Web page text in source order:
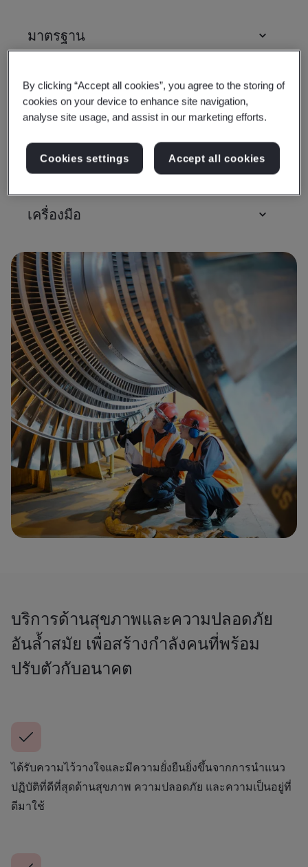
มาตรฐาน
หลักสูตรการฝึกอบรมและรับรอง
คุณวุฒิ
การตรวจประเมินและการตรวจรับรอง
เครื่องมือ
บริการด้านสุขภาพและความปลอดภัย
อันล้ำสมัย เพื่อสร้างกำลังคนที่พร้อม
ปรับตัวกับอนาคต
ได้รับความไว้วางใจและมีความยั่งยืนยิ่งขึ้นจากการนำแนว
ปฏิบัติที่ดีที่สุดด้านสุขภาพ ความปลอดภัย และความเป็นอยู่ที่
ดีมาใช้
By clicking “Accept all cookies”, you agree to the storing of
cookies on your device to enhance site navigation,
analyse site usage, and assist in our marketing efforts.
Cookies settings Accept all cookies